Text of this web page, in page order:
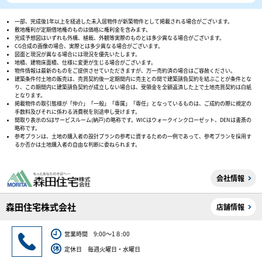
一部、完成後1年以上を経過した未入居物件が新築物件として掲載される場合がございます。
敷地権利が定期借地権のものは価格に権利金を含みます。
完成予想図はいずれも外構、植栽、外観等実際のものとは多少異なる場合がございます。
CG合成の画像の場合、実際とは多少異なる場合がございます。
図面と現況が異なる場合には現況を優先いたします。
地積、建物床面積、仕様に変更が生じる場合がございます。
物件情報は最新のものをご提供させていただきますが、万一売約済の場合はご容赦ください。
建築条件付土地の販売は、売買契約後一定期間内に売主との間で建築請負契約を結ぶことが条件とな
り、この期間内に建築請負契約が成立しない場合は、受領金を全額返済した上で土地売買契約は白紙
となります。
掲載物件の取引態様が「仲介」「一般」「専属」「専任」となっているものは、ご成約の際に規定の
手数料及びそれに係わる消費税を別途申し受けます。
間取り表示のSはサービスルーム(納戸)の略称です。WICはウォークインクローゼット、DENは書斎の
略称です。
参考プランは、土地の購入者の設計プランの参考に資するための一例であって、参考プランを採用す
るか否かは土地購入者の自由な判断に委ねられます。
会社情報
森田住宅株式会社 店舗情報
営業時間 9:00～1８:00
定休日 毎週火曜日・水曜日